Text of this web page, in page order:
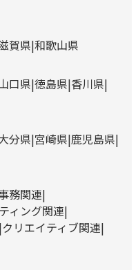
賀県 和歌山県
口県 徳島県 香川県
分県 宮崎県 鹿児島県
務関連
ィング関連
クリエイティブ関連